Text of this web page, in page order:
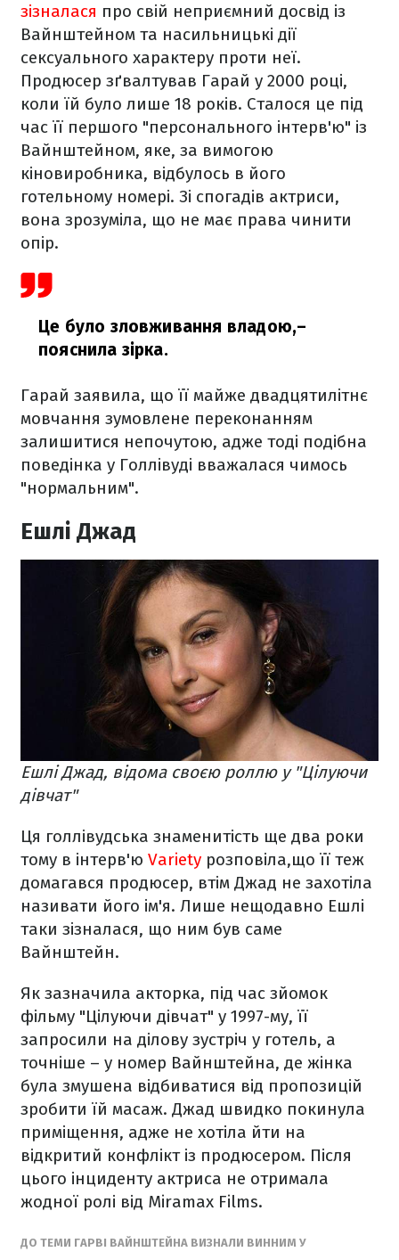
зізналася про свій неприємний досвід із
Вайнштейном та насильницькі дії
сексуального характеру проти неї.
Продюсер зґвалтував Гарай у 2000 році,
коли їй було лише 18 років. Сталося це під
час її першого "персонального інтерв'ю" із
Вайнштейном, яке, за вимогою
кіновиробника, відбулось в його
готельному номері. Зі спогадів актриси,
вона зрозуміла, що не має права чинити
опір.
Це було зловживання владою,–
пояснила зірка.
Гарай заявила, що її майже двадцятилітнє
мовчання зумовлене переконанням
залишитися непочутою, адже тоді подібна
поведінка у Голлівуді вважалася чимось
"нормальним".
Ешлі Джад
Ешлі Джад, відома своєю роллю у "Цілуючи
дівчат"
Ця голлівудська знаменитість ще два роки
тому в інтерв'ю Variety розповіла,що її теж
домагався продюсер, втім Джад не захотіла
називати його ім'я. Лише нещодавно Ешлі
таки зізналася, що ним був саме
Вайнштейн.
Як зазначила акторка, під час зйомок
фільму "Цілуючи дівчат" у 1997-му, її
запросили на ділову зустріч у готель, а
точніше – у номер Вайнштейна, де жінка
була змушена відбиватися від пропозицій
зробити їй масаж. Джад швидко покинула
приміщення, адже не хотіла йти на
відкритий конфлікт із продюсером. Після
цього інциденту актриса не отримала
жодної ролі від Miramax Films.
ДО ТЕМИ ГАРВІ ВАЙНШТЕЙНА ВИЗНАЛИ ВИННИМ У